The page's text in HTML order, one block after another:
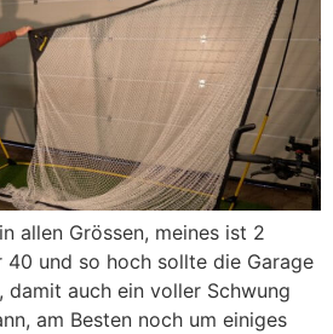
allen Grössen, meines ist 2
und so hoch sollte die Garage
damit auch ein voller Schwung
am Besten noch um einiges